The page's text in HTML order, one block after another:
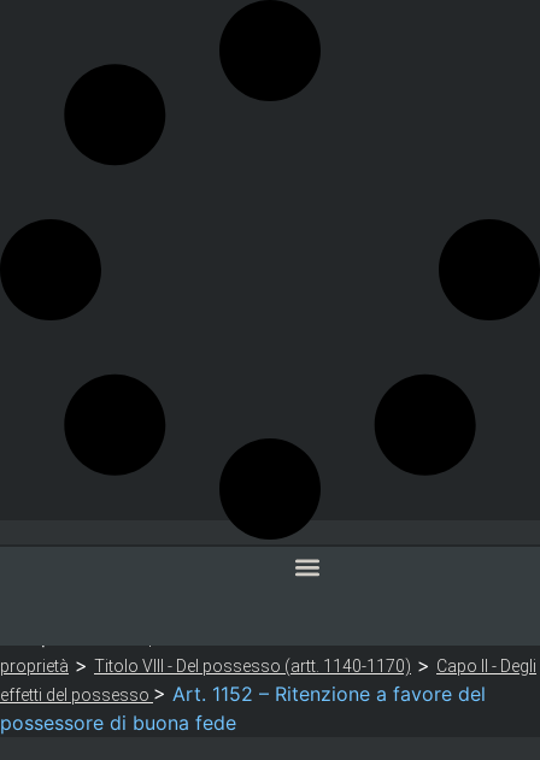
proprietà > Titolo VIII - Del possesso (artt. 1140-1170) > Capo II - Degli
effetti del possesso > Art. 1152 – Ritenzione a favore del
possessore di buona fede